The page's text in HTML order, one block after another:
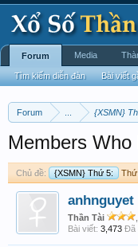
Forum {XSMN}
Members
Chủ đề: {XSMN} Thứ 5:
anhnguyet
Thần Tài
Bài viết: 3,473 Đã
Forum
Tìm kiếm diễn đàn Bài viết
Media